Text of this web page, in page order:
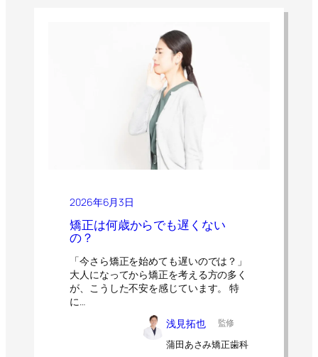
2026年6月3日
矯正は何歳からでも遅くない
の？
「今さら矯正を始めても遅いのでは？」
大人になってから矯正を考える方の多く
が、こうした不安を感じています。 特
に…
浅見拓也
監修
蒲田あさみ矯正歯科